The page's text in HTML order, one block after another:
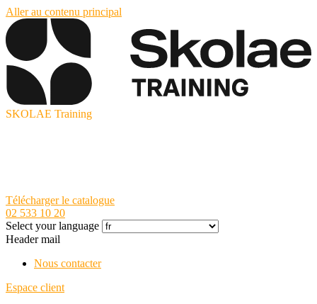
Aller au contenu principal
SKOLAE Training
Télécharger le catalogue
02 533 10 20
Select your language
Header mail
Nous contacter
Espace client